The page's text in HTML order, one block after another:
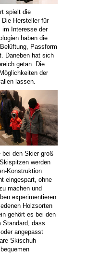
spielt die
Hersteller für
im Interesse der
haben die
Passform
Daneben hat sich
getan. Die
der
lassen.
bei den Skier groß
werden
Konstruktion
eingespart, ohne
machen und
experimentieren
Holzsorten
gehört es bei den
Standard, dass
angepasst
Skischuh